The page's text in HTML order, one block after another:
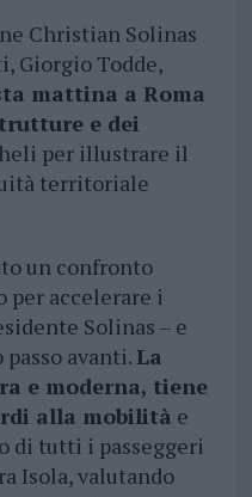
Christian Solinas
Giorgio Todde,
mattina a Roma
e dei
per illustrare il
territoriale
un confronto
per accelerare i
Solinas – e
avanti.La
e moderna, tiene
alla mobilità e
di tutti i passeggeri
Isola, valutando